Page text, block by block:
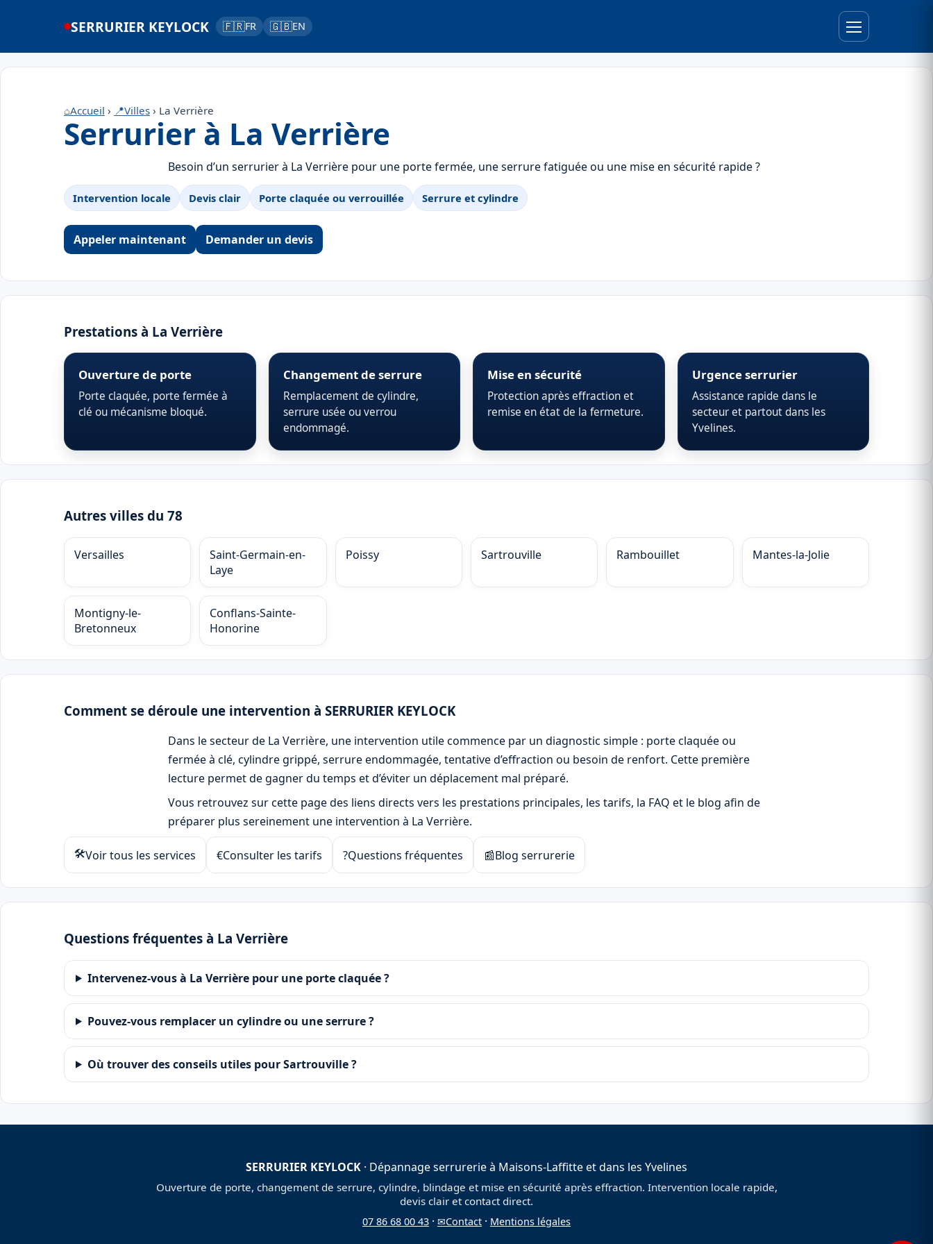
SERRURIER KEYLOCK 🇫🇷FR 🇬🇧EN
⌂Accueil › 📍Villes › La Verrière
Serrurier à La Verrière
Besoin d’un serrurier à La Verrière pour une porte fermée, une serrure fatiguée ou une mise en sécurité rapide ?
Intervention locale Devis clair Porte claquée ou verrouillée Serrure et cylindre
Appeler maintenant Demander un devis
Prestations à La Verrière
Ouverture de porte
Porte claquée, porte fermée à
clé ou mécanisme bloqué.
Changement de serrure
Remplacement de cylindre,
serrure usée ou verrou
endommagé.
Mise en sécurité
Protection après effraction et
remise en état de la fermeture.
Urgence serrurier
Assistance rapide dans le
secteur et partout dans les
Yvelines.
Autres villes du 78
Versailles
Saint-Germain-en-
Laye
Poissy Sartrouville Rambouillet Mantes-la-Jolie
Montigny-le-
Bretonneux
Conflans-Sainte-
Honorine
Comment se déroule une intervention à SERRURIER KEYLOCK
Dans le secteur de La Verrière, une intervention utile commence par un diagnostic simple : porte claquée ou
fermée à clé, cylindre grippé, serrure endommagée, tentative d’effraction ou besoin de renfort. Cette première
lecture permet de gagner du temps et d’éviter un déplacement mal préparé.
Vous retrouvez sur cette page des liens directs vers les prestations principales, les tarifs, la FAQ et le blog afin de
préparer plus sereinement une intervention à La Verrière.
🛠Voir tous les services €Consulter les tarifs ?Questions fréquentes 📰Blog serrurerie
Questions fréquentes à La Verrière
Intervenez-vous à La Verrière pour une porte claquée ?
Pouvez-vous remplacer un cylindre ou une serrure ?
Où trouver des conseils utiles pour Sartrouville ?
SERRURIER KEYLOCK · Dépannage serrurerie à Maisons-Laffitte et dans les Yvelines
Ouverture de porte, changement de serrure, cylindre, blindage et mise en sécurité après effraction. Intervention locale rapide,
devis clair et contact direct.
07 86 68 00 43 · ✉Contact · Mentions légales